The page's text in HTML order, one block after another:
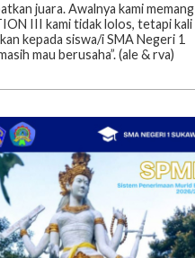
juara. Awalnya kami memang
III kami tidak lolos, tetapi kali
kepada siswa/i SMA Negeri 1
mau berusaha”. (ale & rva)